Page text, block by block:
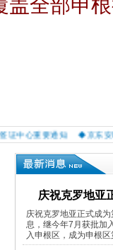
心重要通知 ◆京东安联-
庆祝克罗地亚
庆祝克罗地亚正式成
息，继今年7月获批加
入申根区，成为申根